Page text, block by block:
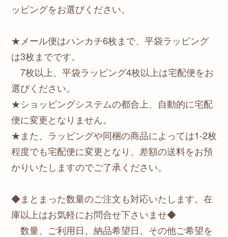
ッピングをお選びください。
★メール便はハンカチ6枚まで、平袋ラッピング
は3枚までです。
7枚以上、平袋ラッピング4枚以上は宅配便をお
選びください。
★ショッピングシステムの都合上、自動的に宅配
便に変更となりません。
★また、ラッピングや同梱の商品によっては1-2枚
程度でも宅配便に変更となり、差額の送料をお預
かりいたしますのでご了承ください。
◆まとまった数量のご注文も対応いたします。在
庫以上はお気軽にお問合せ下さいませ◆
数量、ご利用日、納品希望日、その他ご希望を